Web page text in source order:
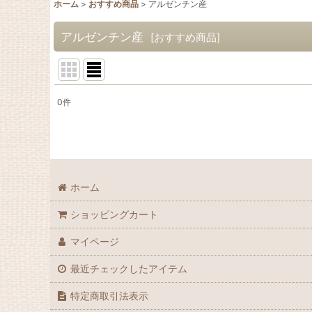
ホーム > おすすめ商品 > アルゼンチン産
アルゼンチン産 [おすすめ商品]
0件
ホーム
ショッピングカート
マイページ
最近チェックしたアイテム
特定商取引法表示